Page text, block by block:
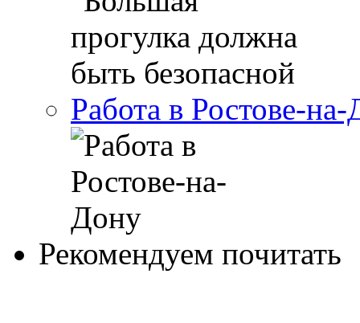
Работа в Ростове-
Рекомендуем почитать